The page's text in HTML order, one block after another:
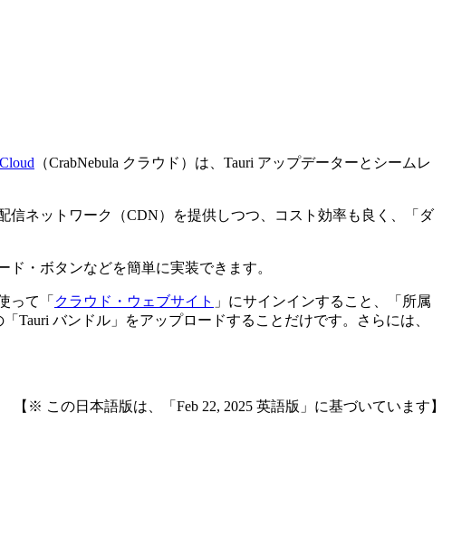
（CrabNebula クラウド）は、Tauri アップデーターとシームレ
信ネットワーク（CDN）を提供しつつ、コスト効率も良く、「ダ
ド・ボタンなどを簡単に実装できます。
って「 クラウド・ウェブサイト 」にサインインすること、「所属
バンドル」をアップロードすることだけです。さらには、
【※ この日本語版は、「Feb 22, 2025 英語版」に基づいています】